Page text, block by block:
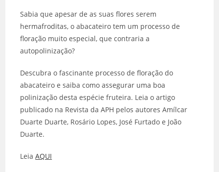
Sabia que apesar de as suas flores serem
hermafroditas, o abacateiro tem um processo de
floração muito especial, que contraria a
autopolinização?
Descubra o fascinante processo de floração do
abacateiro e saiba como assegurar uma boa
polinização desta espécie fruteira. Leia o artigo
publicado na Revista da APH pelos autores Amílcar
Duarte Duarte, Rosário Lopes, José Furtado e João
Duarte.
LeiaAQUI